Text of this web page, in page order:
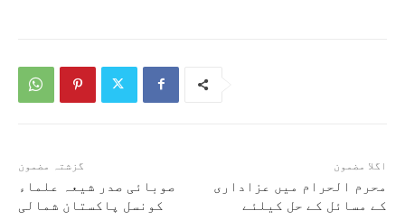
گزشتہ مضمون
صوبائی صدر شیعہ علماء
کونسل پاکستان شمالی
اگلا مضمون
محرم الحرام میں عزاداری
کے مسائل کے حل کیلئے